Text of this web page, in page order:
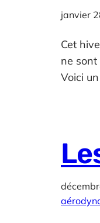
janvier
Cet
ne sont
Voici